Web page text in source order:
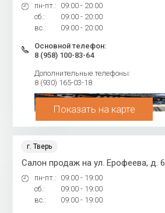
пн-пт.: 09:00 - 20:00
сб.:
09:00 - 20:00
вс.:
09:00 - 20:00
Основной телефон:
8 (958) 100-83-64
Дополнительные телефоны:
8 (930) 165-03-18
Показать на карте
г. Тверь
Салон продаж на ул. Ерофеева, д. 6
пн-пт.: 09:00 - 19:00
сб.:
09:00 - 19:00
вс.:
09:00 - 19:00